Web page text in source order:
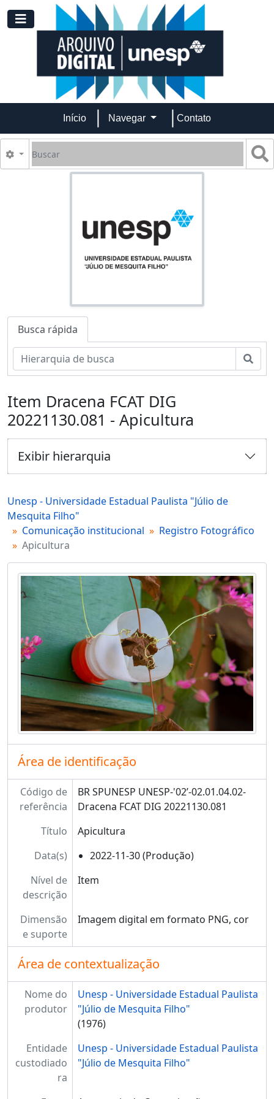
Skip to main content
Toggle navigation
Início Navegar Contato
Buscar
Opções de busca
Busca rápida
Item Dracena FCAT DIG
20221130.081 - Apicultura
Exibir hierarquia
Unesp - Universidade Estadual Paulista "Júlio de
Mesquita Filho"
Comunicação institucional
Registro Fotográfico
Apicultura
Área de identificação
Código de
referência
BR SPUNESP UNESP-'02’-02.01.04.02-
Dracena FCAT DIG 20221130.081
Título
Apicultura
Data(s)
2022-11-30 (Produção)
Nível de
descrição
Item
Dimensão
e suporte
Imagem digital em formato PNG, cor
Área de contextualização
Nome do
produtor
Unesp - Universidade Estadual Paulista
"Júlio de Mesquita Filho"
(1976)
Entidade
custodiado
ra
Unesp - Universidade Estadual Paulista
"Júlio de Mesquita Filho"